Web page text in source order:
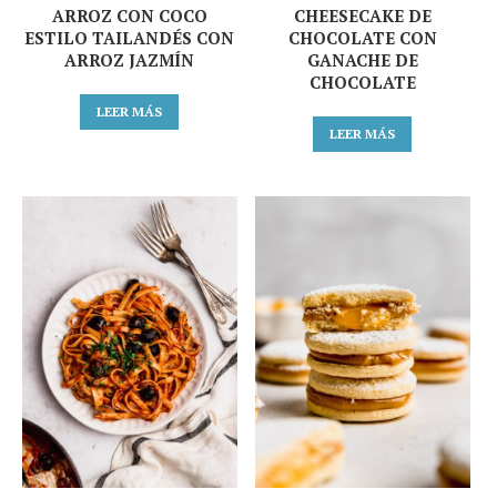
ARROZ CON COCO
ESTILO TAILANDÉS CON
ARROZ JAZMÍN
LEER MÁS
CHEESECAKE DE
CHOCOLATE CON
GANACHE DE
CHOCOLATE
LEER MÁS